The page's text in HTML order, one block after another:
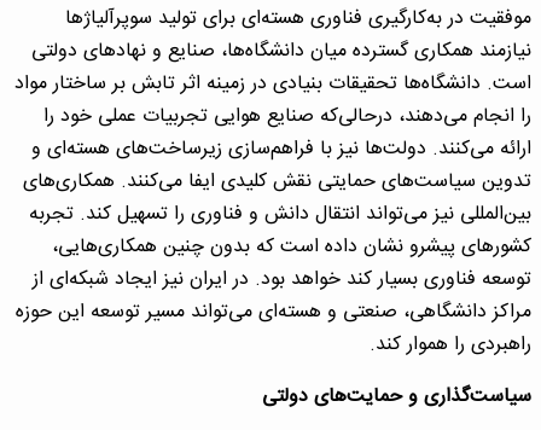
موفقیت در به‌کارگیری فناوری هسته‌ای برای تولید سوپرآلیاژها
نیازمند همکاری گسترده میان دانشگاه‌ها، صنایع و نهادهای دولتی
است. دانشگاه‌ها تحقیقات بنیادی در زمینه اثر تابش بر ساختار مواد
را انجام می‌دهند، درحالی‌که صنایع هوایی تجربیات عملی خود را
ارائه می‌کنند. دولت‌ها نیز با فراهم‌سازی زیرساخت‌های هسته‌ای و
تدوین سیاست‌های حمایتی نقش کلیدی ایفا می‌کنند. همکاری‌های
بین‌المللی نیز می‌تواند انتقال دانش و فناوری را تسهیل کند. تجربه
کشورهای پیشرو نشان داده است که بدون چنین همکاری‌هایی،
توسعه فناوری بسیار کند خواهد بود. در ایران نیز ایجاد شبکه‌ای از
مراکز دانشگاهی، صنعتی و هسته‌ای می‌تواند مسیر توسعه این حوزه
راهبردی را هموار کند.
سیاست‌گذاری و حمایت‌های دولتی